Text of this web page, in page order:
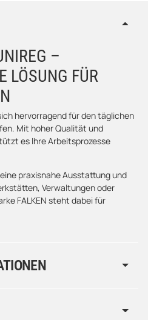
–
LÖSUNG FÜR
hervorragend für den täglichen
Mit hoher Qualität und
es Ihre Arbeitsprozesse
praxisnahe Ausstattung und
Verwaltungen oder
FALKEN steht dabei für